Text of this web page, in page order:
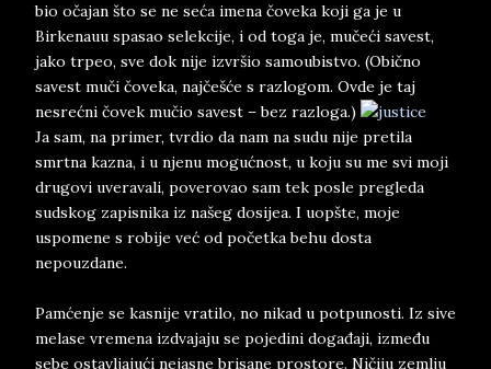
bio očajan što se ne seća imena čoveka koji ga je u
Birkenauu spasao selekcije, i od toga je, mučeći savest,
jako trpeo, sve dok nije izvršio samoubistvo. (Obično
savest muči čoveka, najčešće s razlogom. Ovde je taj
nesrećni čovek mučio savest – bez razloga.)
Ja sam, na primer, tvrdio da nam na sudu nije pretila
smrtna kazna, i u njenu mogućnost, u koju su me svi moji
drugovi uveravali, poverovao sam tek posle pregleda
sudskog zapisnika iz našeg dosijea. I uopšte, moje
uspomene s robije već od početka behu dosta
nepouzdane.
Pamćenje se kasnije vratilo, no nikad u potpunosti. Iz sive
melase vremena izdvajaju se pojedini događaji, između
sebe ostavljajući nejasne brisane prostore. Ničiju zemlju